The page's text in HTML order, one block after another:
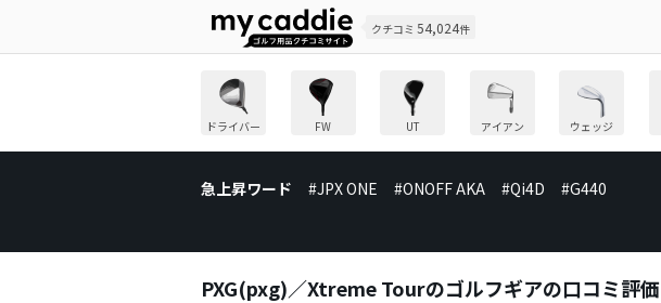
クチコミ 54,024件
ドライバー FW UT アイアン ウェッジ
急上昇ワード #JPX ONE #ONOFF AKA #Qi4D #G440
PXG(pxg)／Xtreme Tourのゴルフギアの口コミ評価